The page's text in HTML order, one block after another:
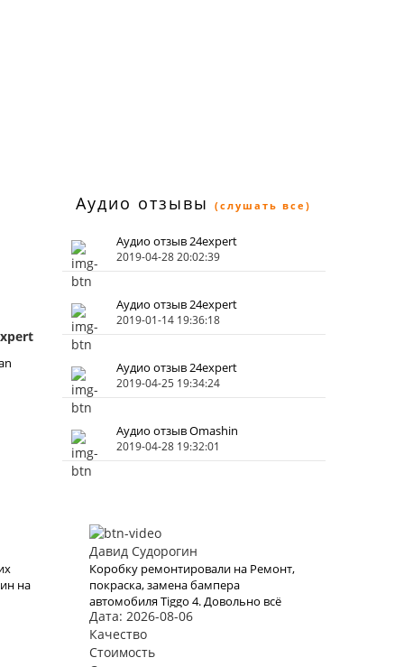
Аудио отзывы (слушать все)
Аудио отзыв 24expert
2019-04-28 20:02:39
Аудио отзыв 24expert
2019-01-14 19:36:18
Аудио отзыв 24expert
2019-04-25 19:34:24
Аудио отзыв Omashin
2019-04-28 19:32:01
на
Давид Судорогин
Коробку ремонтировали на Ремонт,
покраска, замена бампера
автомобиля Tiggo 4. Довольно всё
грамотно, ничего плохого сказать
не могу. И быстро, что самое
главное было для меня. 5!
Дата: 2026-08-06
Качество
Стоимость